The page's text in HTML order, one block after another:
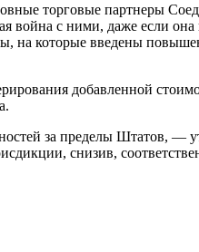
торговые партнеры
война с ними, даже если она
на которые введены
добавленной
за пределы Штатов, —
снизив,